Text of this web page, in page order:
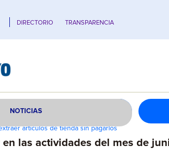
DIRECTORIO TRANSPARENCIA
NOTICIAS
artículos de tienda sin pagarlos
las actividades del mes de